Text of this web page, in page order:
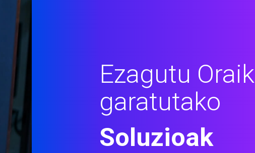
Ezagutu Oraik
garatutako
Soluzioak